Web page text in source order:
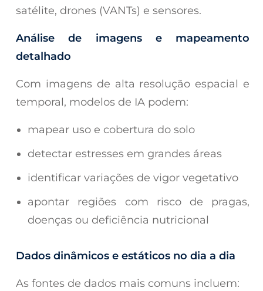
satélite, drones (VANTs) e sensores.
Análise de imagens e mapeamento
detalhado
Com imagens de alta resolução espacial e
temporal, modelos de IA podem:
mapear uso e cobertura do solo
detectar estresses em grandes áreas
identificar variações de vigor vegetativo
apontar regiões com risco de pragas,
doenças ou deficiência nutricional
Dados dinâmicos e estáticos no dia a dia
As fontes de dados mais comuns incluem: